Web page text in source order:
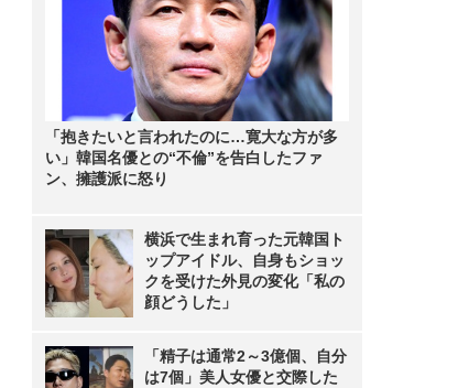
「抱きたいと言われたのに…寛大な方が多
い」韓国名優との“不倫”を告白したファ
ン、擁護派に怒り
横浜で生まれ育った元韓国ト
ップアイドル、自身もショッ
クを受けた外見の変化「私の
顔どうした」
「精子は通常2～3億個、自分
は7個」美人女優と交際した